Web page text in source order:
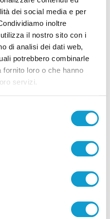
dei social media e per
inoltre
il nostro sito con i
di analisi dei dati web,
potrebbero combinarle
loro o che hanno
servizi.
iniziata nel
Tronto la perizia su